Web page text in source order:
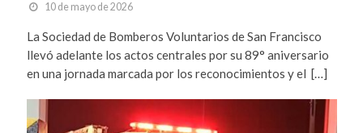
10 de mayo de 2026
La Sociedad de Bomberos Voluntarios de San Francisco
llevó adelante los actos centrales por su 89° aniversario
en una jornada marcada por los reconocimientos y el […]